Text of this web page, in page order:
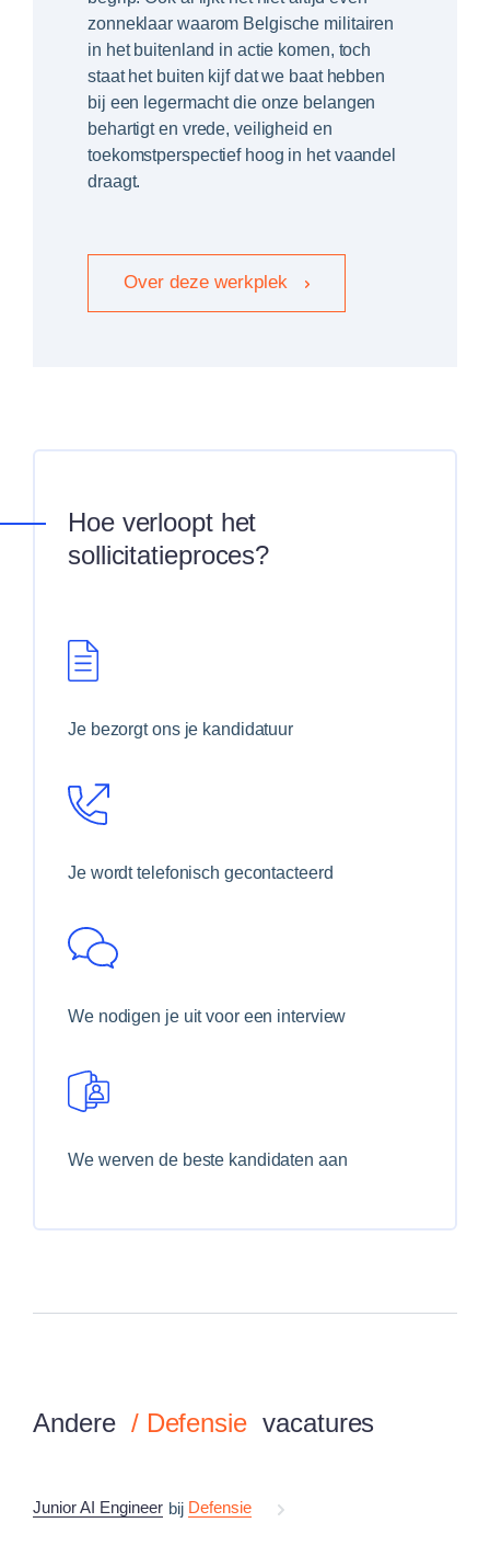
zonneklaar waarom Belgische militairen
in het buitenland in actie komen, toch
staat het buiten kijf dat we baat hebben
bij een legermacht die onze belangen
behartigt en vrede, veiligheid en
toekomstperspectief hoog in het vaandel
draagt.
Over deze werkplek
Hoe verloopt het
sollicitatieproces?
Je bezorgt ons je kandidatuur
Je wordt telefonisch gecontacteerd
We nodigen je uit voor een interview
We werven de beste kandidaten aan
Andere / Defensie vacatures
Junior AI Engineer bij Defensie